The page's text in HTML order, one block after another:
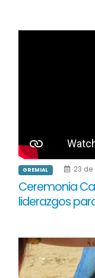
GREMIAL 23 de
Ceremonia
liderazgos